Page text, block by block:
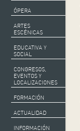
ÓPERA
ARTES
ESCÉNICAS
EDUCATIVA Y
SOCIAL
CONGRESOS,
EVENTOS Y
LOCALIZACIONES
FORMACIÓN
ACTUALIDAD
INFORMACIÓN